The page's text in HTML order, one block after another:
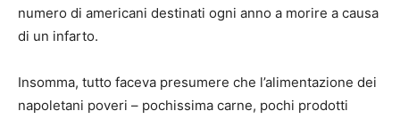
numero di americani destinati ogni anno a morire a causa
di un infarto.
Insomma, tutto faceva presumere che l’alimentazione dei
napoletani poveri – pochissima carne, pochi prodotti